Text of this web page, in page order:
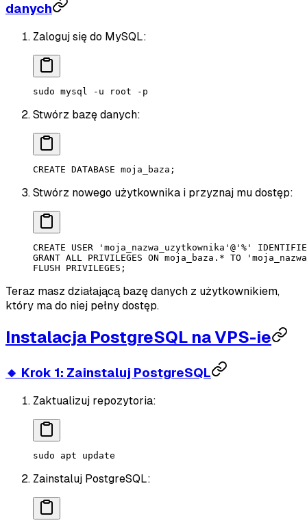
danych
Zaloguj się do MySQL:
sudo mysql -u root -p
Stwórz bazę danych:
CREATE DATABASE moja_baza ;
Stwórz nowego użytkownika i przyznaj mu dostęp:
CREATE USER ' moja_nazwa_uzytkownika '@ '%'
GRANT ALL PRIVILEGES ON moja_baza. * TO
FLUSH PRIVILEGES;
Teraz masz działającą bazę danych z użytkownikiem,
który ma do niej pełny dostęp.
Instalacja PostgreSQL na VPS-ie
🔸 Krok 1: Zainstaluj PostgreSQL
Zaktualizuj repozytoria:
sudo apt update
Zainstaluj PostgreSQL: